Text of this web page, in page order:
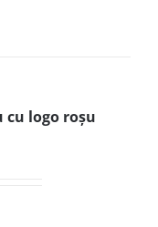
cu logo roșu